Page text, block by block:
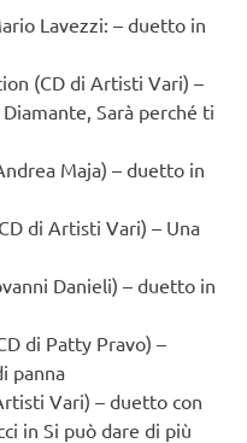
Lavezzi: – duetto in
(CD di Artisti Vari) –
Sarà perché ti
Maja) – duetto in
di Artisti Vari) – Una
Danieli) – duetto in
di Patty Pravo) –
panna
Vari) – duetto con
in Si può dare di più